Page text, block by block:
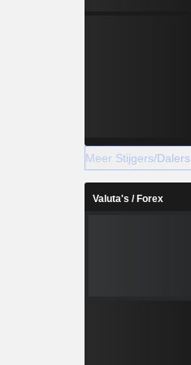
Meer Stijgers/Dalers
Valuta's / Forex